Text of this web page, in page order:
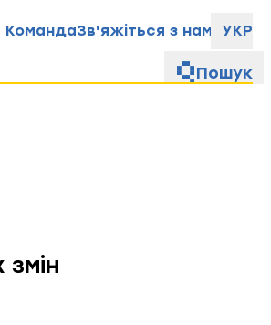
КомандаЗв'яжіться з нами УКР
Пошук
змін